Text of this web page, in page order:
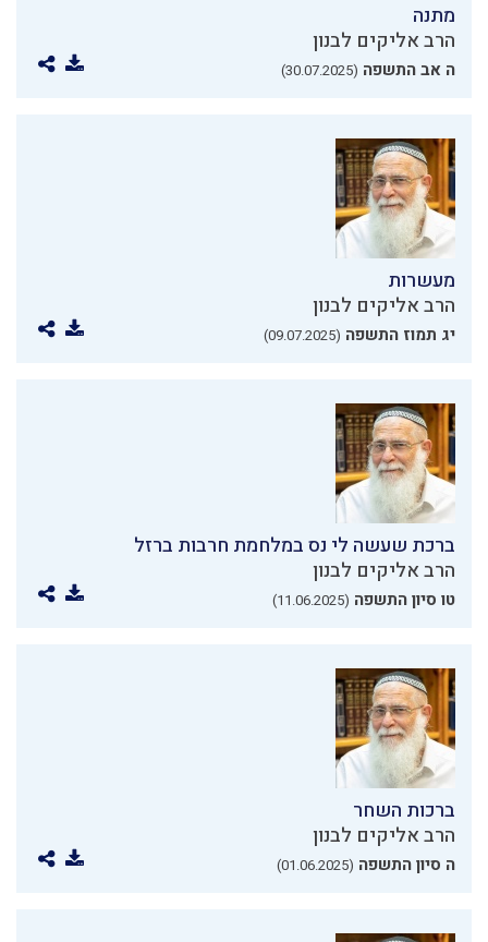
מתנה
הרב אליקים לבנון
ה אב התשפה (30.07.2025)
מעשרות
הרב אליקים לבנון
יג תמוז התשפה (09.07.2025)
ברכת שעשה לי נס במלחמת חרבות ברזל
הרב אליקים לבנון
טו סיון התשפה (11.06.2025)
ברכות השחר
הרב אליקים לבנון
ה סיון התשפה (01.06.2025)